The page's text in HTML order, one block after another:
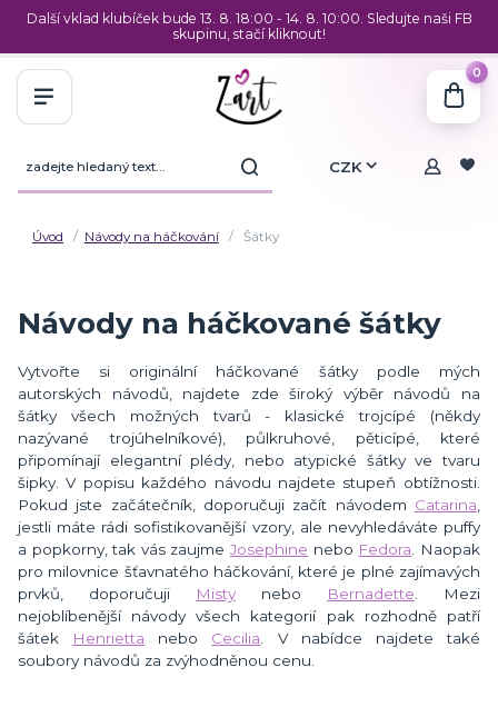
Další vklad klubíček bude 13. 8. 18:00 - 14. 8. 10:00. Sledujte naši FB
skupinu, stačí kliknout!
CZK
0
Úvod Návody na háčkování Šátky
Návody na háčkované šátky
Vytvořte si originální háčkované šátky podle mých
autorských návodů, najdete zde široký výběr návodů na
šátky všech možných tvarů - klasické trojcípé (někdy
nazývané trojúhelníkové), půlkruhové, pěticípé, které
připomínají elegantní plédy, nebo atypické šátky ve tvaru
šipky. V popisu každého návodu najdete stupeň obtížnosti.
Pokud jste začátečník, doporučuji začít návodem Catarina,
jestli máte rádi sofistikovanější vzory, ale nevyhledáváte puffy
a popkorny, tak vás zaujmeJosephine nebo Fedora. Naopak
pro milovnice šťavnatého háčkování, které je plné zajímavých
prvků, doporučuji
Mistynebo Bernadette. Mezi
nejoblíbenější návody všech kategorií pak rozhodně patří
šátek
Henrietta nebo Cecilia. V nabídce najdete také
soubory návodů za zvýhodněnou cenu.